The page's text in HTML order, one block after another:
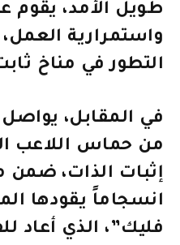
طويل الأمد، يقوم
واستمرارية العمل،
التطور في مناخ
في المقابل، يواصل
من حماس اللاعب
إثبات الذات، ضمن
انسجاماً يقودها
فليك”، الذي أعاد